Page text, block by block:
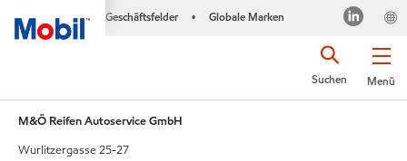
Geschäftsfelder • Globale Marken
Menü
Suchen
M&Ö Reifen Autoservice GmbH
Wurlitzergasse 25-27